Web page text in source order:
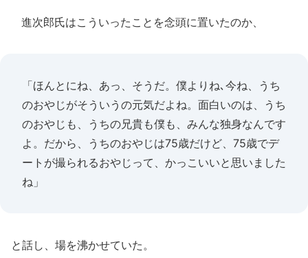
進次郎氏はこういったことを念頭に置いたのか、
「ほんとにね、あっ、そうだ。僕よりね､今ね、うち
のおやじがそういうの元気だよね。面白いのは、うち
のおやじも、うちの兄貴も僕も、みんな独身なんです
よ。だから、うちのおやじは75歳だけど、75歳でデ
ートが撮られるおやじって、かっこいいと思いました
ね」
と話し、場を沸かせていた。